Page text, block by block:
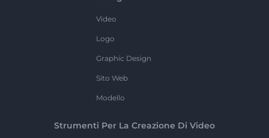
Video
Logo
Graphic Design
Sito Web
Modello
Strumenti Per La Creazione Di Video